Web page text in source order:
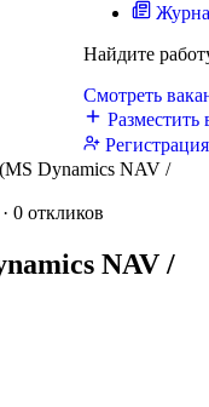
Найдите
Смотреть
Разместить
Dynamics NAV /
0 откликов
NAV /